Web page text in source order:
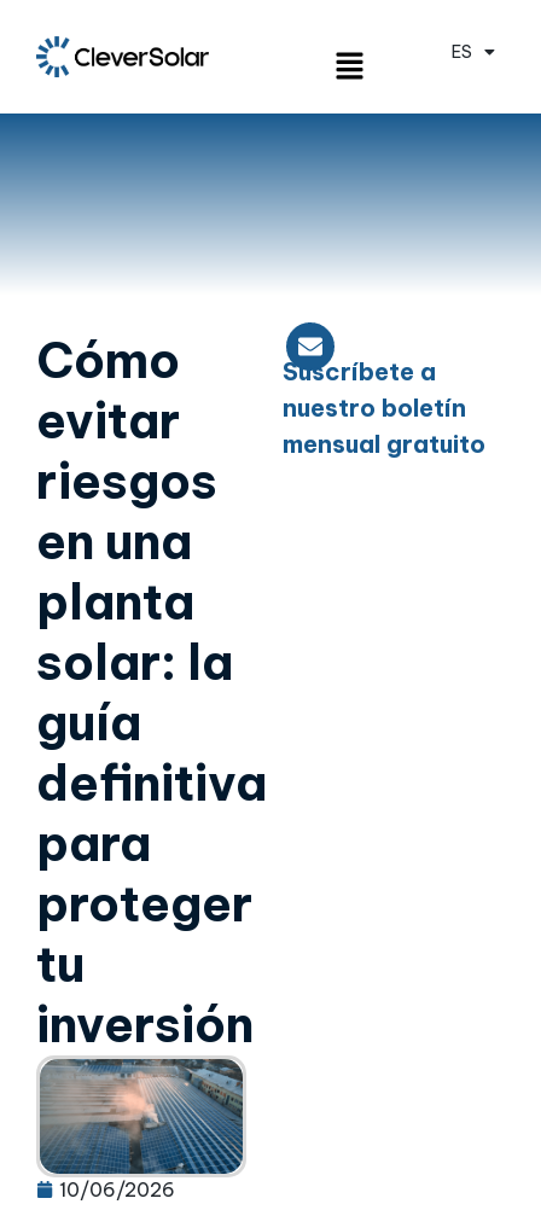
ES
EN
Cómo
evitar
riesgos
en una
planta
solar: la
guía
definitiva
para
proteger
tu
inversión
10/06/2026
Suscríbete a
nuestro boletín
mensual gratuito